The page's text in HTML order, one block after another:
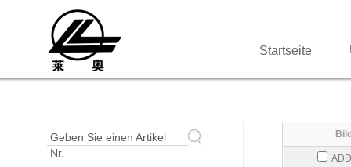
Startseite
Geben Sie einen Artikel
Nr.